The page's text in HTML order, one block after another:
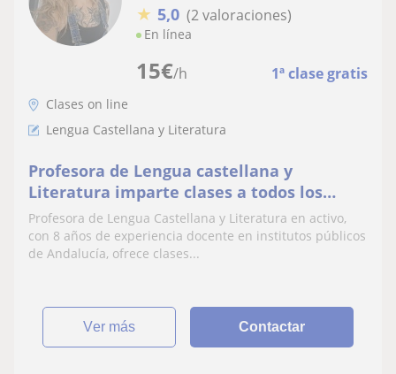
15€/h 1ª clase gratis
★ 5,0 (2 valoraciones)
En línea
Clases on line
Lengua Castellana y Literatura
Profesora de Lengua castellana y
Literatura imparte clases a todos los
niveles: ESO, Bachillerato, FP, oposiciones
Profesora de Lengua Castellana y Literatura en activo,
con 8 años de experiencia docente en institutos públicos
de Andalucía, ofrece clases...
ver más Contactar